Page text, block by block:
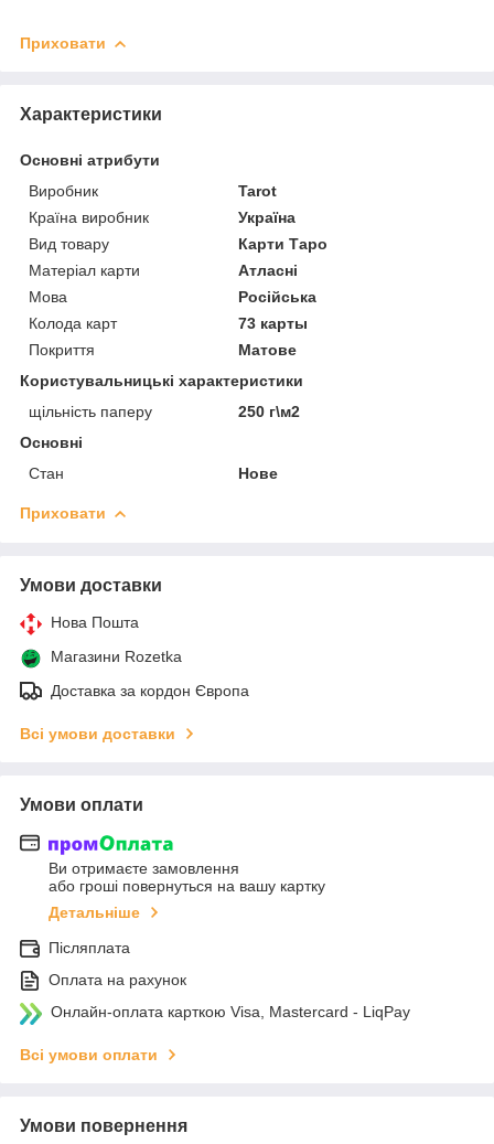
Приховати
Характеристики
Основні атрибути
Виробник
Tarot
Країна виробник
Україна
Вид товару
Карти Таро
Матеріал карти
Атласні
Мова
Російська
Колода карт
73 карты
Покриття
Матове
Користувальницькі характеристики
щільність паперу
250 г\м2
Основні
Стан
Нове
Приховати
Умови доставки
Нова Пошта
Магазини Rozetka
Доставка за кордон Європа
Всі умови доставки
Умови оплати
Ви отримаєте замовлення
або гроші повернуться на вашу картку
Детальніше
Післяплата
Оплата на рахунок
Онлайн-оплата карткою Visa, Mastercard - LiqPay
Всі умови оплати
Умови повернення